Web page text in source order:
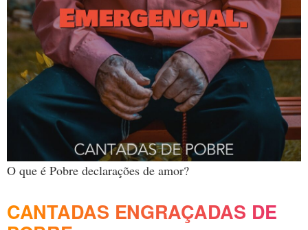
O que é Pobre declarações de amor?
CANTADAS ENGRAÇADAS DE